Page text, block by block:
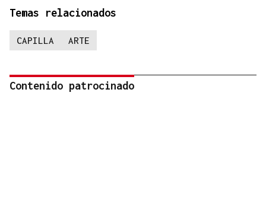
Temas relacionados
CAPILLA ARTE
Contenido patrocinado